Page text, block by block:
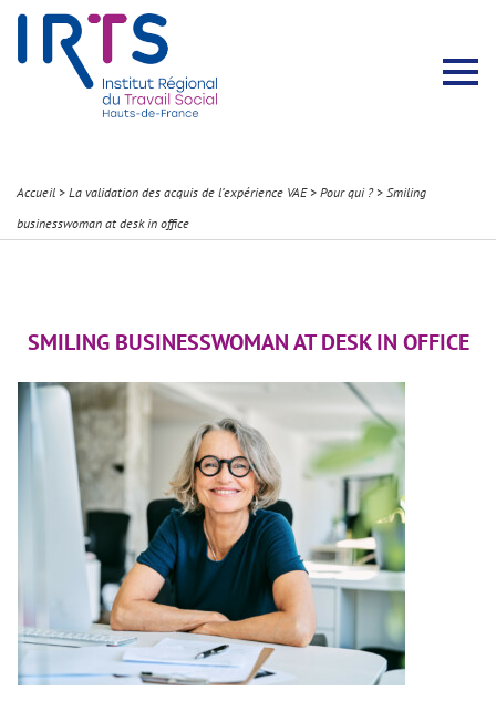
Accueil > La validation des acquis de l’expérience VAE> Pour qui ?> Smiling
businesswoman at desk in office
SMILING BUSINESSWOMAN AT DESK IN OFFICE